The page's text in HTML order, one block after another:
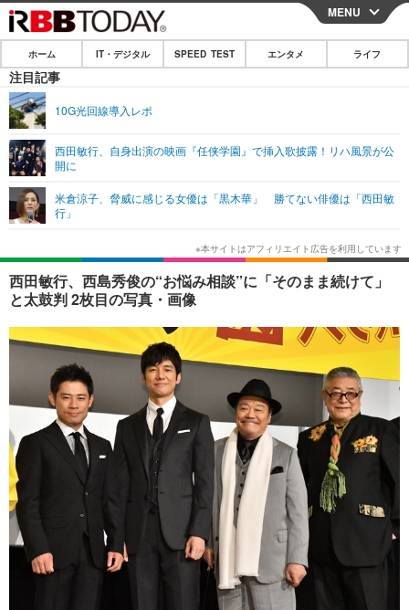
CLOSE
ホーム
IT・デジタル
ショッピング その他
SPEED TEST
エンタメ
エンタメTOP
韓国・芸能
音楽 スポーツ
ショッピング
ライフ
ライフTOP グルメ
ペット ショッピング
その他
リリース一覧
プッシュ通知の停止方法
MENU
ホーム IT・デジタル SPEED TEST エンタメ ライフ
注目記事
10G光回線導入レポ
西田敏行、自身出演の映画『任侠学園』で挿入歌披露！リハ風景が公
開に
米倉涼子、脅威に感じる女優は「黒木華」 勝てない俳優は「西田敏
行」
西田敏行、西島秀俊の“お悩み相談”に「そのまま続けて」
と太鼓判 2枚目の写真・画像